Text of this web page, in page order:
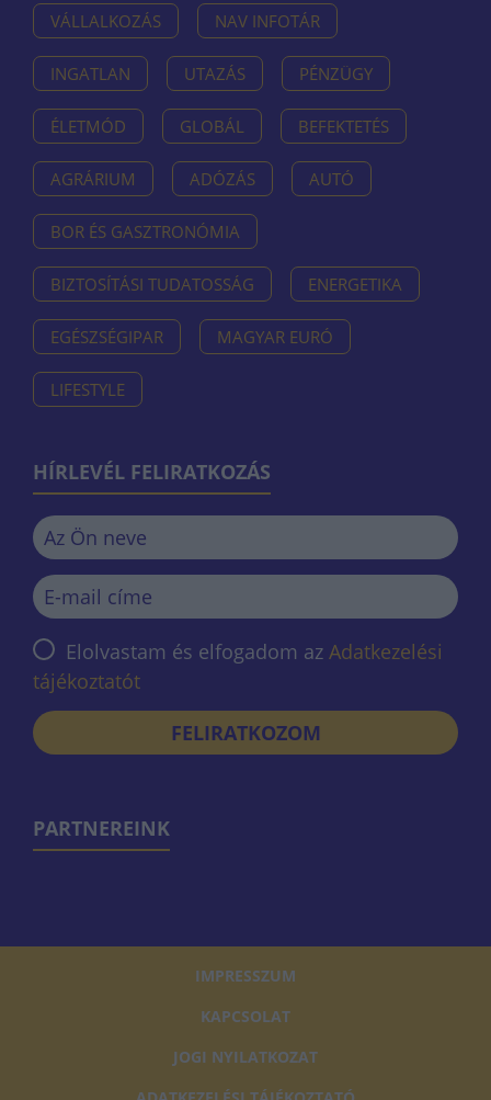
VÁLLALKOZÁS NAV INFOTÁR
INGATLAN UTAZÁS PÉNZÜGY
ÉLETMÓD GLOBÁL BEFEKTETÉS
AGRÁRIUM ADÓZÁS AUTÓ
BOR ÉS GASZTRONÓMIA
BIZTOSÍTÁSI TUDATOSSÁG ENERGETIKA
EGÉSZSÉGIPAR MAGYAR EURÓ
LIFESTYLE
HÍRLEVÉL FELIRATKOZÁS
Elolvastam és elfogadom az Adatkezelési
tájékoztatót
FELIRATKOZOM
PARTNEREINK
IMPRESSZUM
KAPCSOLAT
JOGI NYILATKOZAT